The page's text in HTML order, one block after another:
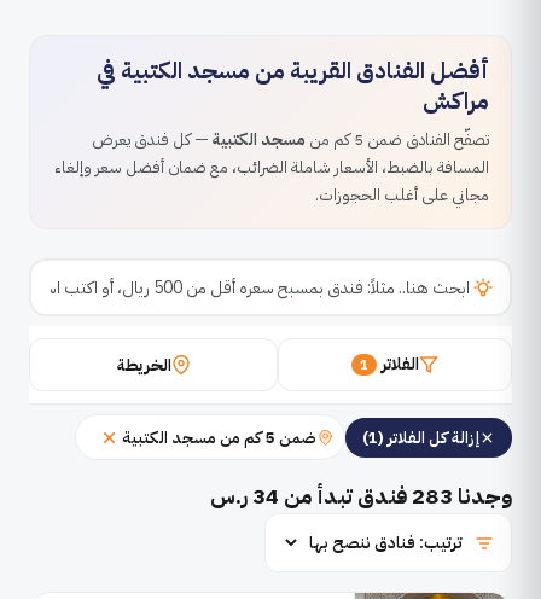
أفضل الفنادق القريبة من مسجد الكتبية في
مراكش
تصفّح الفنادق ضمن 5 كم من مسجد الكتبية— كل فندق يعرض
المسافة بالضبط، الأسعار شاملة الضرائب، مع ضمان أفضل سعر وإلغاء
مجاني على أغلب الحجوزات.
الفلاتر 1 الخريطة
إزالة كل الفلاتر (1) ضمن 5 كم من مسجد الكتبية
وجدنا 283فندق تبدأ من 34 ر.س